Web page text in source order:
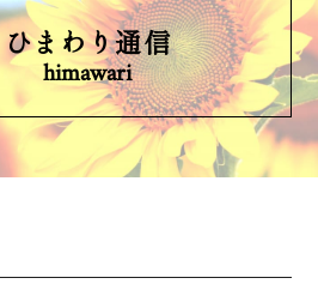
ひまわり通信
himawari